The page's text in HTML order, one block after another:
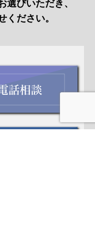
びいただき、
ください。